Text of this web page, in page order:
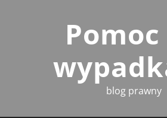
blog prawny